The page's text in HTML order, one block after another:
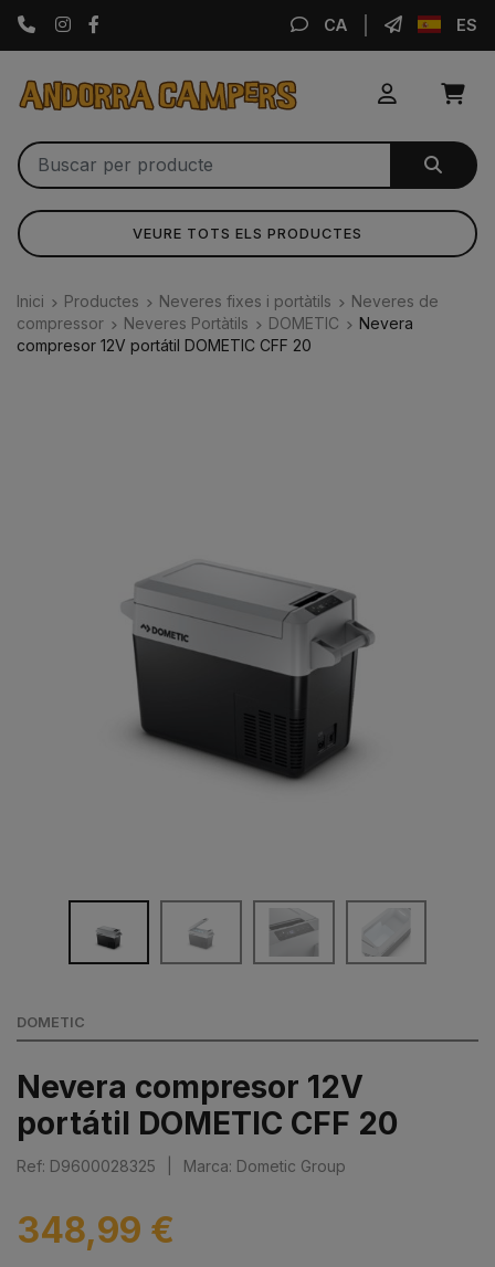
Instagram CA ES
VEURE TOTS ELS PRODUCTES
Inici Productes Neveres fixes i portàtils
Neveres de
compressor
Neveres Portàtils DOMETIC
Nevera
compresor 12V portátil DOMETIC CFF 20
DOMETIC
Nevera compresor 12V
portátil DOMETIC CFF 20
Ref: D9600028325 Marca: Dometic Group
348,99 €